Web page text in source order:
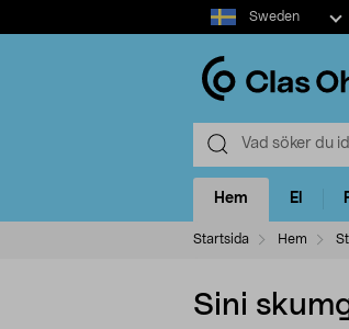
Select
market
Sweden
Hem El
Startsida Hem
Sini